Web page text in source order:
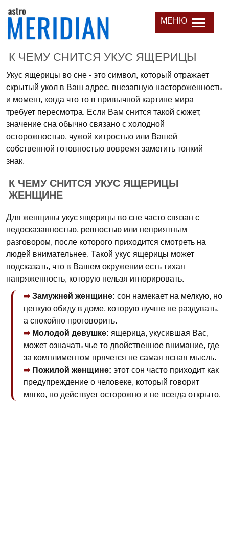
МЕНЮ
К ЧЕМУ СНИТСЯ УКУС ЯЩЕРИЦЫ
Укус ящерицы во сне - это символ, который отражает
скрытый укол в Ваш адрес, внезапную настороженность
и момент, когда что то в привычной картине мира
требует пересмотра. Если Вам снится такой сюжет,
значение сна обычно связано с холодной
осторожностью, чужой хитростью или Вашей
собственной готовностью вовремя заметить тонкий
знак.
К ЧЕМУ СНИТСЯ УКУС ЯЩЕРИЦЫ
ЖЕНЩИНЕ
Для женщины укус ящерицы во сне часто связан с
недосказанностью, ревностью или неприятным
разговором, после которого приходится смотреть на
людей внимательнее. Такой укус ящерицы может
подсказать, что в Вашем окружении есть тихая
напряженность, которую нельзя игнорировать.
Замужней женщине: сон намекает на мелкую, но
цепкую обиду в доме, которую лучше не раздувать,
а спокойно проговорить.
Молодой девушке: ящерица, укусившая Вас,
может означать чье то двойственное внимание, где
за комплиментом прячется не самая ясная мысль.
Пожилой женщине: этот сон часто приходит как
предупреждение о человеке, который говорит
мягко, но действует осторожно и не всегда открыто.